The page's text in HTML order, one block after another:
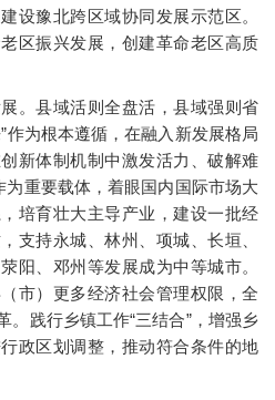
设豫北跨区域协同发展示范区。
区振兴发展，创建革命老区高质
县域活则全盘活，县域强则省
作为根本遵循，在融入新发展格局
新体制机制中激发活力、破解难
为重要载体，着眼国内国际市场大
培育壮大主导产业，建设一批经
支持永城、林州、项城、长垣、
阳、邓州等发展成为中等城市。
市）更多经济社会管理权限，全
。践行乡镇工作“三结合”，增强乡
政区划调整，推动符合条件的地